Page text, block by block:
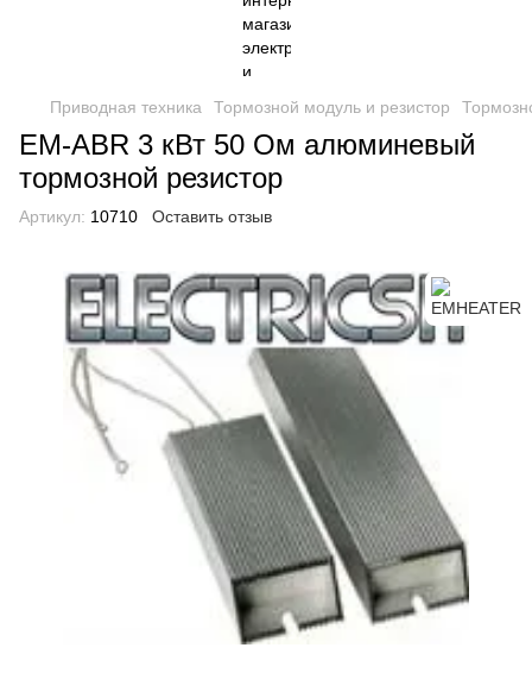
Приводная техника Тормозной модуль и резистор
EM-ABR 3 кВт 50 Oм алюминевый
тормозной резистор
Артикул: 10710 Оставить отзыв